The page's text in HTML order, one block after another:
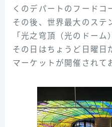
くのデパートのフードコ
その後、世界最大のステ
「光之穹頂（光のドーム
その日はちょうど日曜日
マーケットが開催されて